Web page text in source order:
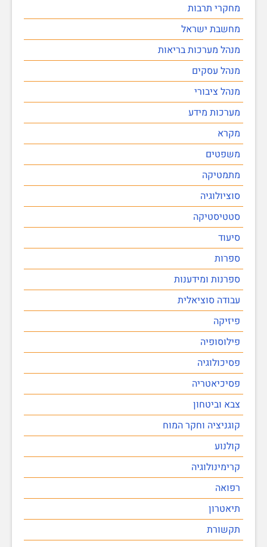
מחקרי תרבות
מחשבת ישראל
מנהל מערכות בריאות
מנהל עסקים
מנהל ציבורי
מערכות מידע
מקרא
משפטים
מתמטיקה
סוציולוגיה
סטטיסטיקה
סיעוד
ספרות
ספרנות ומידענות
עבודה סוציאלית
פיזיקה
פילוסופיה
פסיכולוגיה
פסיכיאטריה
צבא וביטחון
קוגניציה וחקר המוח
קולנוע
קרימינולוגיה
רפואה
תיאטרון
תקשורת